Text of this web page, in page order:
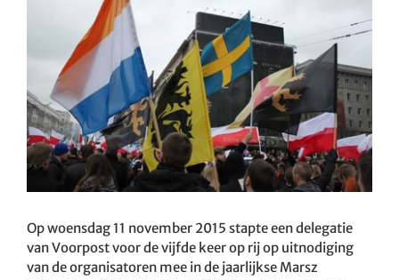
afbeelding
Op woensdag 11 november 2015 stapte een delegatie
van Voorpost voor de vijfde keer op rij op uitnodiging
van de organisatoren mee in de jaarlijkse Marsz